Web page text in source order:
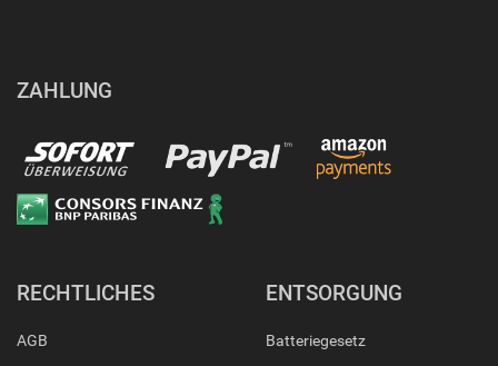
ZAHLUNG
RECHTLICHES
AGB
ENTSORGUNG
Batteriegesetz